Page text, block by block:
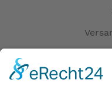
RAHMENGRÖSSEN:
FALTMASS:
39,5 × 80 × 73 cm (15,6